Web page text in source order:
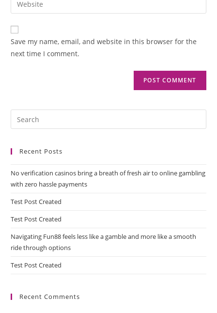
Save my name, email, and website in this browser for the
next time I comment.
Recent Posts
No verification casinos bring a breath of fresh air to online gambling
with zero hassle payments
Test Post Created
Test Post Created
Navigating Fun88 feels less like a gamble and more like a smooth
ride through options
Test Post Created
Recent Comments